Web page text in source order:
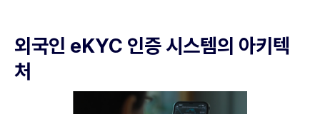
외국인 eKYC 인증 시스템의 아키텍
처